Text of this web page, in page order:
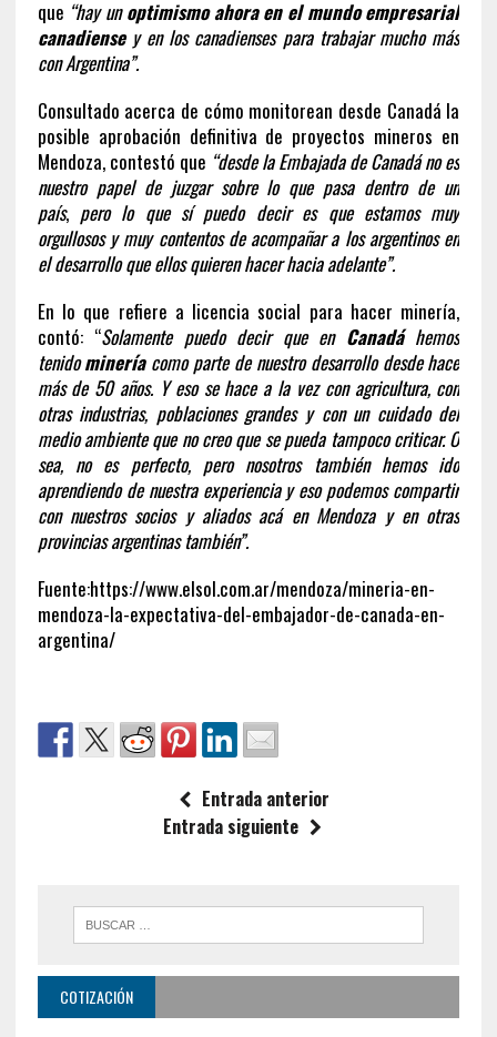
que “hay unoptimismo ahora en el mundo empresarial
canadiensey en los canadienses para trabajar mucho más
con Argentina”.
Consultado acerca de cómo monitorean desde Canadá la
posible aprobación definitiva de proyectos mineros en
Mendoza, contestó que “desde la Embajada de Canadá no es
nuestro papel de juzgar sobre lo que pasa dentro de un
país,pero lo que sí puedo decir es que estamos muy
orgullosos y muy contentos de acompañar a los argentinos en
el desarrollo que ellos quieren hacer hacia adelante”.
En lo que refiere a licencia social para hacer minería,
contó: “Solamente puedo decir que en Canadá hemos
tenidominería como parte de nuestro desarrollo desde hace
más de 50 años. Y eso se hace a la vez con agricultura, con
otras industrias, poblaciones grandes y con un cuidado del
medio ambiente que no creo que se pueda tampoco criticar. O
sea, no es perfecto, pero nosotros también hemos ido
aprendiendo de nuestra experiencia y eso podemos compartir
con nuestros socios y aliados acá en Mendoza y en otras
provincias argentinas también”.
Fuente:https://www.elsol.com.ar/mendoza/mineria-en-
mendoza-la-expectativa-del-embajador-de-canada-en-
argentina/
Entrada anterior
Entrada siguiente
COTIZACIÓN